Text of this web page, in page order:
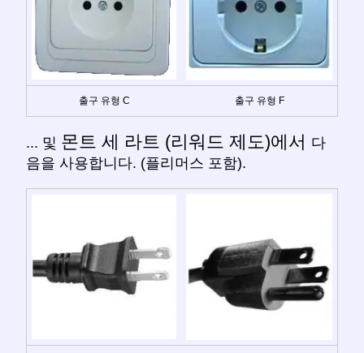
출구 유형 C 출구 유형 F
... 및 몬트 세 라트 (리워드 제도)에서 다
음을 사용합니다. (플리머스 포함).